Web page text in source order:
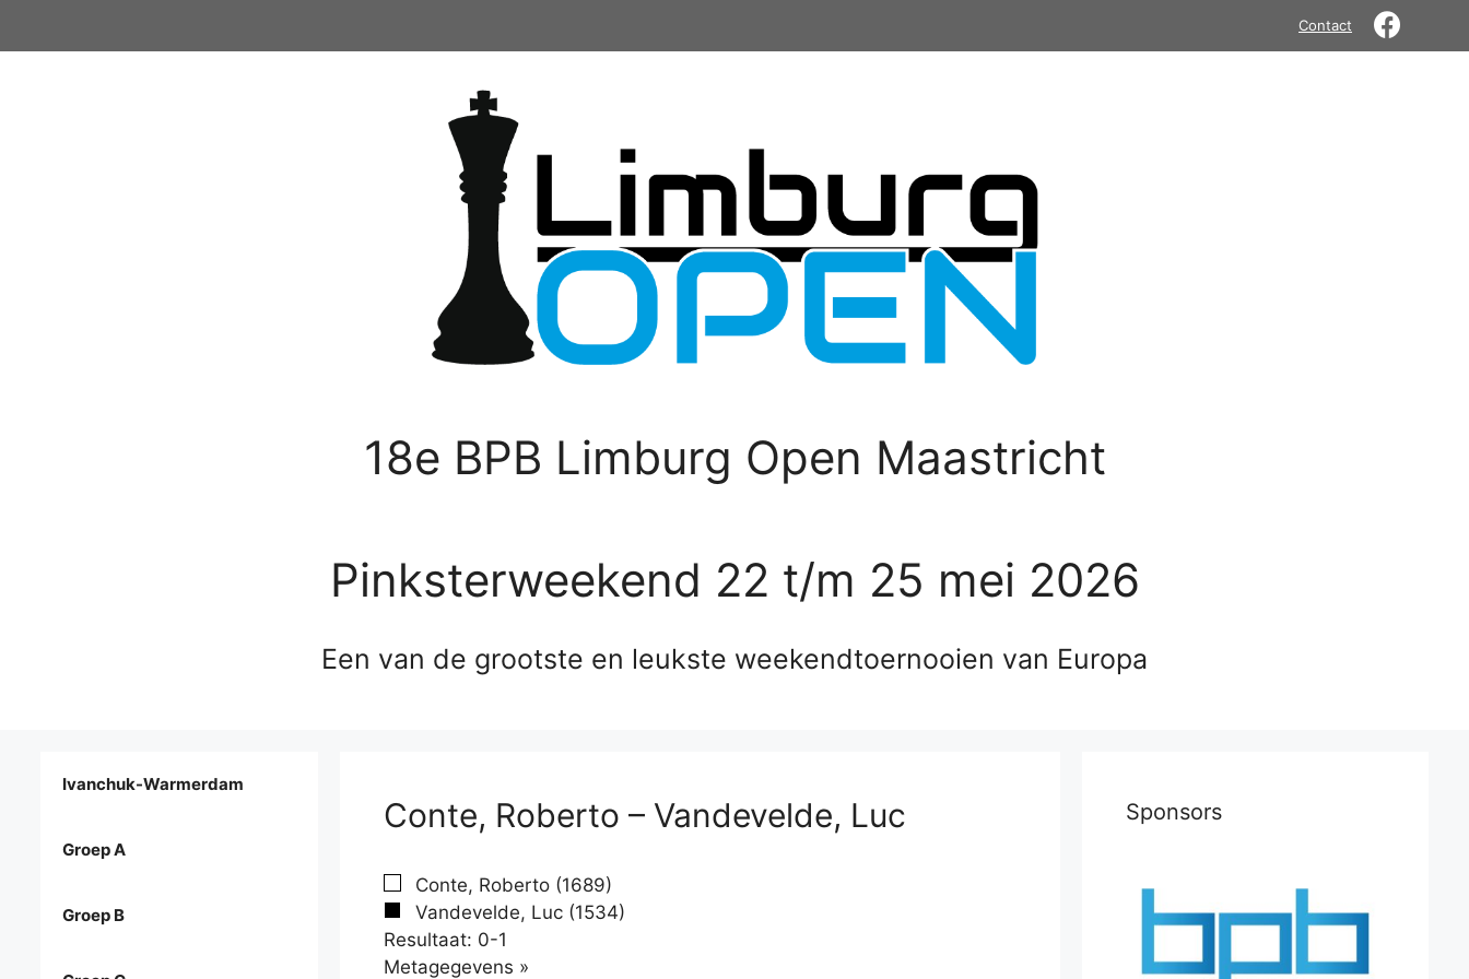
Contact
18e BPB Limburg Open Maastricht
Pinksterweekend 22 t/m 25 mei 2026
Een van de grootste en leukste weekendtoernooien van Europa
Conte, Roberto – Vandevelde, Luc
Conte, Roberto (1689)
Vandevelde, Luc (1534)
Resultaat: 0-1
Metagegevens »
Ivanchuk-Warmerdam
Groep A
Groep B
Sponsors